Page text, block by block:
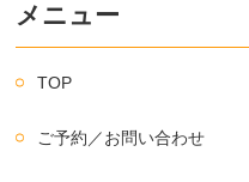
メニュー
TOP
ご予約／お問い合わせ